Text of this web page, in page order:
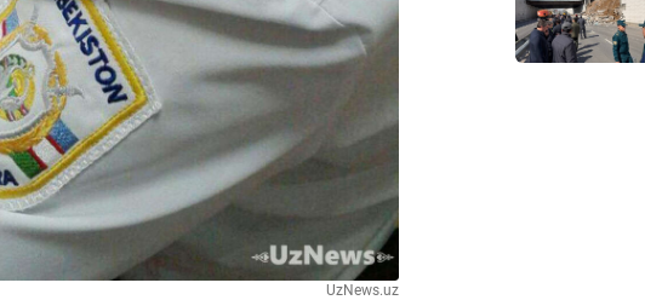
UzNews.uz